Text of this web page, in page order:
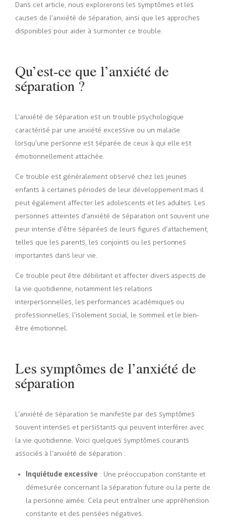
Dans cet article, nous explorerons les symptômes et les
causes de l’anxiété de séparation, ainsi que les approches
disponibles pour aider à surmonter ce trouble.
Qu’est-ce que l’anxiété de
séparation ?
L’anxiété de séparation est un trouble psychologique
caractérisé par une anxiété excessive ou un malaise
lorsqu’une personne est séparée de ceux à qui elle est
émotionnellement attachée.
Ce trouble est généralement observé chez les jeunes
enfants à certaines périodes de leur développement mais il
peut également affecter les adolescents et les adultes. Les
personnes atteintes d’anxiété de séparation ont souvent une
peur intense d’être séparées de leurs figures d’attachement,
telles que les parents, les conjoints ou les personnes
importantes dans leur vie.
Ce trouble peut être débilitant et affecter divers aspects de
la vie quotidienne, notamment les relations
interpersonnelles, les performances académiques ou
professionnelles, l’isolement social, le sommeil et le bien-
être émotionnel.
Les symptômes de l’anxiété de
séparation
L’anxiété de séparation se manifeste par des symptômes
souvent intenses et persistants qui peuvent interférer avec
la vie quotidienne. Voici quelques symptômes courants
associés à l’anxiété de séparation :
Inquiétude excessive : Une préoccupation constante et
démesurée concernant la séparation future ou la perte de
la personne aimée. Cela peut entraîner une appréhension
constante et des pensées négatives.